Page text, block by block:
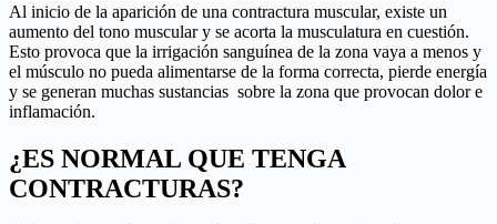
Al inicio de la aparición de una contractura muscular, existe un
aumento del tono muscular y se acorta la musculatura en cuestión.
Esto provoca que la irrigación sanguínea de la zona vaya a menos y
el músculo no pueda alimentarse de la forma correcta, pierde energía
y se generan muchas sustancias sobre la zona que provocan dolor e
inflamación.
¿ES NORMAL QUE TENGA
CONTRACTURAS?